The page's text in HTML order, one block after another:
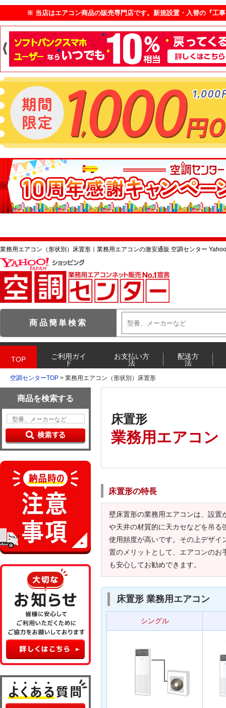
業務用エアコン（形状別）床置形｜業務用エアコンの激安通販 空調センター
空調センターTOP > 業務用エアコン（形状別）床置形
床置形
業務用エアコン
床置形の特長
壁床置形の業務用エアコンは、設置
や天井の材質的に天カセなどを吊る
使用頻度が高いです。その上デザイ
置のメリットとして、エアコンのお
も安心してお勧めできます。
床置形 業務用エアコン
シングル